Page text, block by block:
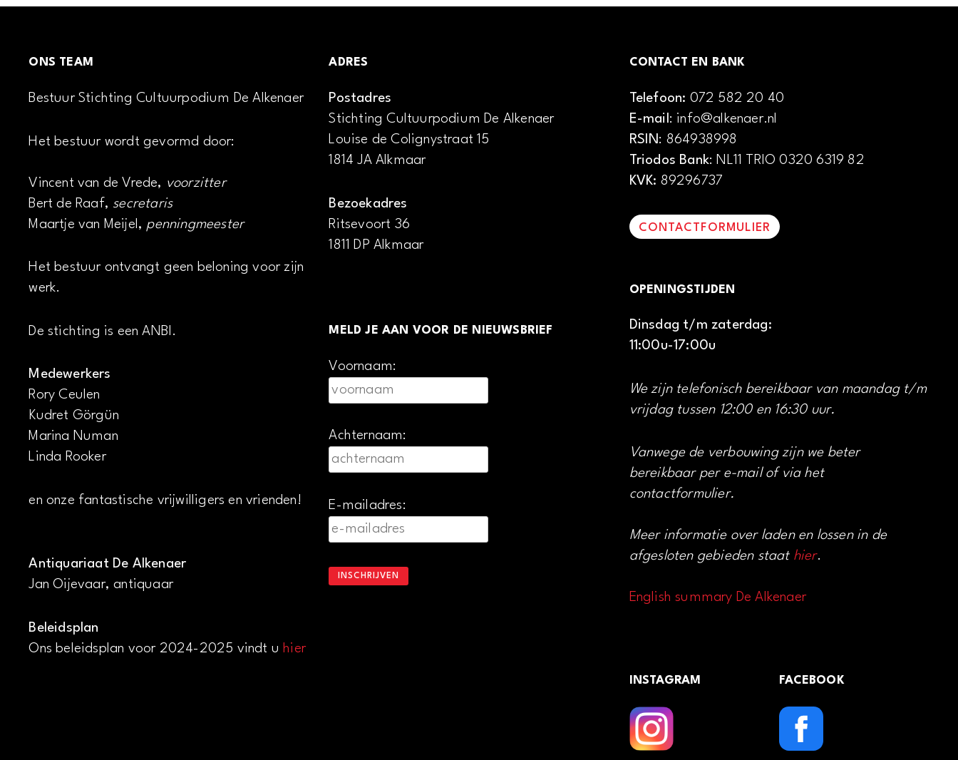
ONS TEAM
Bestuur Stichting Cultuurpodium De Alkenaer
Het bestuur wordt gevormd door:
Vincent van de Vrede, voorzitter
Bert de Raaf, secretaris
Maartje van Meijel, penningmeester
Het bestuur ontvangt geen beloning voor zijn
werk.
De stichting is een ANBI.
Medewerkers
Rory Ceulen
Kudret Görgün
Marina Numan
Linda Rooker
en onze fantastische vrijwilligers en vrienden!
Antiquariaat De Alkenaer
Jan Oijevaar, antiquaar
Beleidsplan
Ons beleidsplan voor 2024-2025 vindt u hier
ADRES
Postadres
Stichting Cultuurpodium De Alkenaer
Louise de Colignystraat 15
1814 JA Alkmaar
Bezoekadres
Ritsevoort 36
1811 DP Alkmaar
MELD JE AAN VOOR DE NIEUWSBRIEF
Voornaam:
Achternaam:
E-mailadres:
CONTACT EN BANK
Telefoon: 072 582 20 40
E-mail: info@alkenaer.nl
RSIN: 864938998
Triodos Bank: NL11 TRIO 0320 6319 82
KVK: 89296737
CONTACTFORMULIER
OPENINGSTIJDEN
Dinsdag t/m zaterdag:
11:00u-17:00u
We zijn telefonisch bereikbaar van maandag t/m
vrijdag tussen 12:00 en 16:30 uur.
Vanwege de verbouwing zijn we beter
bereikbaar per e-mail of via het
contactformulier.
Meer informatie over laden en lossen in de
afgesloten gebieden staat hier.
English summary De Alkenaer
INSTAGRAM FACEBOOK